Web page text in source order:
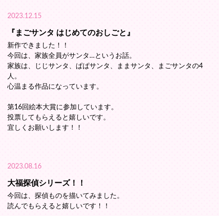
2023.12.15
『まごサンタ はじめてのおしごと』
新作できました！！
今回は、家族全員がサンタ…というお話。
家族は、じじサンタ、ぱぱサンタ、ままサンタ、まごサンタの4
人。
心温まる作品になっています。
第16回絵本大賞に参加しています。
投票してもらえると嬉しいです。
宜しくお願いします！！
2023.08.16
大福探偵シリーズ！！
今回は、探偵ものを描いてみました。
読んでもらえると嬉しいです！！